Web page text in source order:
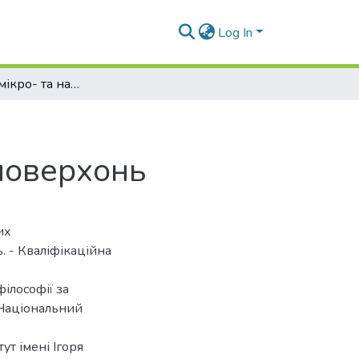
Log In
Одержання мікро- та нанотекстурованих водовідштовхуючих органомінеральних поверхонь
для текстурованих нанота мікрочастинками наповнювачів поверхонь у полімерних композиціях, де першим зазнає впливу полімер, що призводить до утворення полярних груп на поверхні, далі відбувається руйнування органічного мод